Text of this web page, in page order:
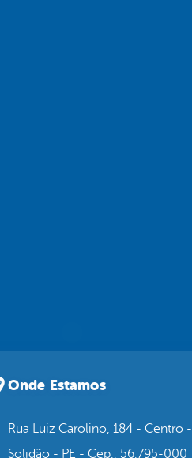
Onde Estamos
Rua Luiz Carolino, 184 - Centro -
Solidão - PE - Cep.: 56.795-000